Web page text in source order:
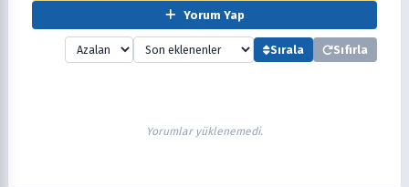
Yorum Yap
Sırala Sıfırla
Yorumlar yüklenemedi.